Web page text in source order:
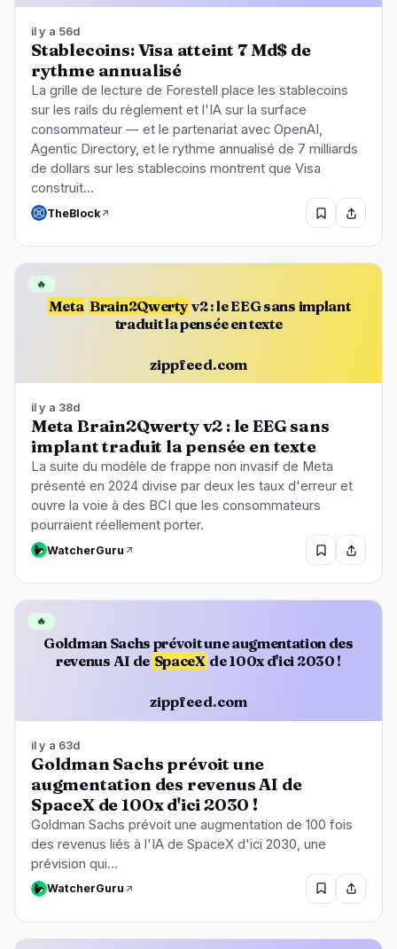
il y a 56d
Stablecoins: Visa atteint 7 Md$ de
rythme annualisé
La grille de lecture de Forestell place les stablecoins
sur les rails du règlement et l'IA sur la surface
consommateur — et le partenariat avec OpenAI,
Agentic Directory, et le rythme annualisé de 7 milliards
de dollars sur les stablecoins montrent que Visa
construit…
TheBlock
Meta Brain2Qwerty v2 : le EEG sans implant
traduit la pensée en texte
zippfeed.com
🔥
il y a 38d
Meta Brain2Qwerty v2 : le EEG sans
implant traduit la pensée en texte
La suite du modèle de frappe non invasif de Meta
présenté en 2024 divise par deux les taux d'erreur et
ouvre la voie à des BCI que les consommateurs
pourraient réellement porter.
WatcherGuru
Goldman Sachs prévoit une augmentation des
revenus AI de SpaceX de 100x d'ici 2030 !
zippfeed.com
🔥
il y a 63d
Goldman Sachs prévoit une
augmentation des revenus AI de
SpaceX de 100x d'ici 2030 !
Goldman Sachs prévoit une augmentation de 100 fois
des revenus liés à l'IA de SpaceX d'ici 2030, une
prévision qui…
WatcherGuru